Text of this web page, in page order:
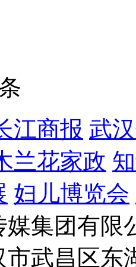
江商报 武
兰花家政
妇儿博览会
媒集团有限
武昌区东